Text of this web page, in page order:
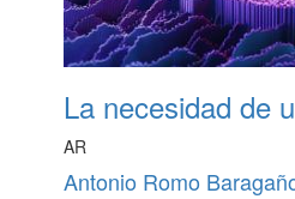
La necesidad de
AR
Antonio Romo